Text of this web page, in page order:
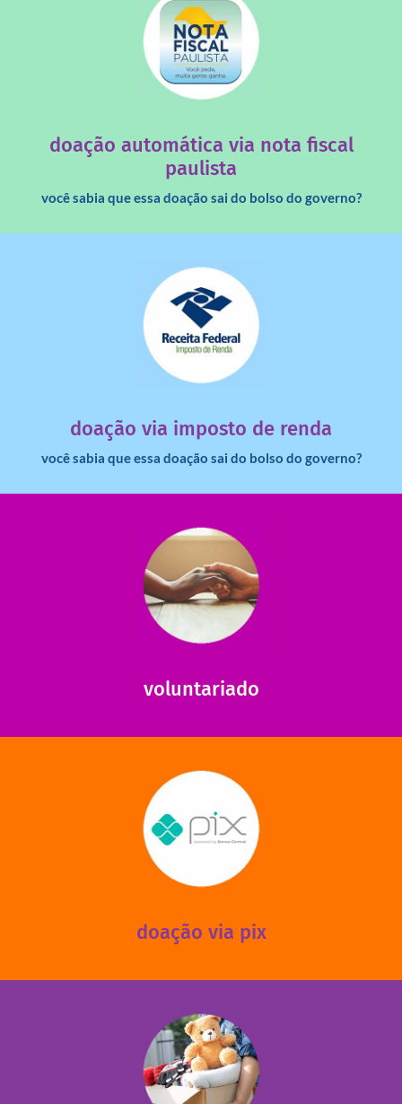
doação automática via nota fiscal
paulista
você sabia que essa doação sai do bolso do governo?
saiba mais
doação via imposto de renda
você sabia que essa doação sai do bolso do governo?
dinheiro deixa de ir para o governo?
saiba mais
voluntariado
ajudar com certos assuntos. Entre em contato conosco e
saiba como nos ajudar.
saiba mais
doação via pix
via PIX? Elas também são muito importantes para
mantermos nossas unidades em funcionamento!
saiba mais
das 13h30 às 17h30 (sextas até às 16h30).
fale conosco